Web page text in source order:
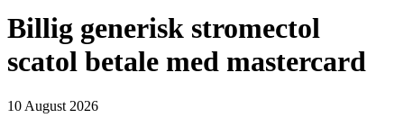
Billig generisk stromectol
scatol betale med mastercard
10 August 2026